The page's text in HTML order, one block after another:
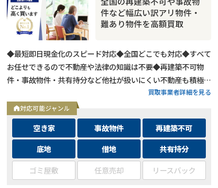
件など幅広い訳アリ物件・
難あり物件を高額買取
◆最短即日現金化のスピード対応◆全国どこでも対応◆すべて
お任せできるので不動産や法律の知識は不要◆再建築不可物
件・事故物件・共有持分など他社が扱いにくい不動産も積極買
取◆残置物・ゴミ屋敷・シロアリ被害がある物件もそのままで
買取
買取事業者詳細を見る
対応可能ジャンル
空き家 事故物件
再建築不可
底地
借地
共有持分
ゴミ屋敷
任意売却 リースバック